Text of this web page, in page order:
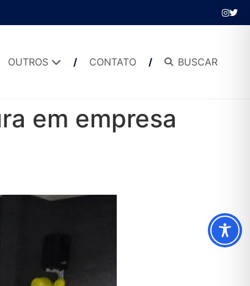
OUTROS CONTATO BUSCAR
em empresa